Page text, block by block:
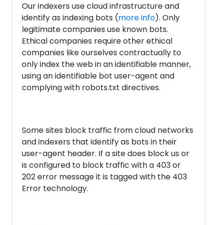
Our indexers use cloud infrastructure and
identify as indexing bots (more info). Only
legitimate companies use known bots.
Ethical companies require other ethical
companies like ourselves contractually to
only index the web in an identifiable manner,
using an identifiable bot user-agent and
complying with robots.txt directives.
Some sites block traffic from cloud networks
and indexers that identify as bots in their
user-agent header. If a site does block us or
is configured to block traffic with a 403 or
202 error message it is tagged with the 403
Error technology.